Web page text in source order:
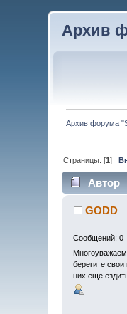
Архив
Архив форума
Страницы: [1]
Автор
GODD
Сообщений: 0
берегите
них еще